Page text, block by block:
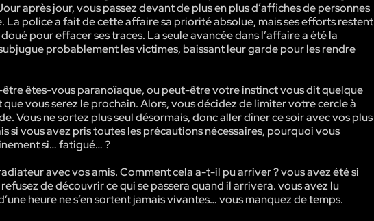
après jour, vous passez devant de plus en plus d’affiches de personnes
police a fait de cette affaire sa priorité absolue, mais ses efforts restent
pour effacer ses traces. La seule avancée dans l’affaire a été la
probablement les victimes, baissant leur garde pour les rendre
être êtes-vous paranoïaque, ou peut-être votre instinct vous dit quelque
vous serez le prochain. Alors, vous décidez de limiter votre cercle à
Vous ne sortez plus seul désormais, donc aller dîner ce soir avec vos plus
si vous avez pris toutes les précautions nécessaires, pourquoi vous
si… fatigué… ?
avec vos amis. Comment cela a-t-il pu arriver ? vous avez été si
de découvrir ce qui se passera quand il arrivera. vous avez lu
heure ne s’en sortent jamais vivantes… vous manquez de temps.